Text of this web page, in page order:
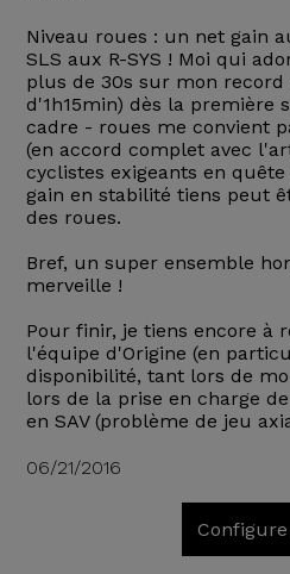
Niveau roues : un net gain
SLS aux R-SYS ! Moi qui
plus de 30s sur mon record
d'1h15min) dès la première
cadre - roues me convient
(en accord complet avec
cyclistes exigeants en
gain en stabilité tiens peut
des roues.
Bref, un super ensemble
merveille !
Pour finir, je tiens encore à
l'équipe d'Origine (en
disponibilité, tant lors de
lors de la prise en charge
en SAV (problème de jeu
06/21/2016